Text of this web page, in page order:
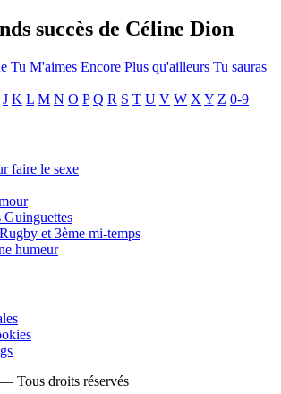
succès de Céline Dion
Tu M'aimes Encore Plus qu'ailleurs Tu sauras
J K L M N O P Q R S T U V W X Y Z 0-9
faire le sexe
Guinguettes
et 3ème mi-temps
humeur
Tous droits réservés